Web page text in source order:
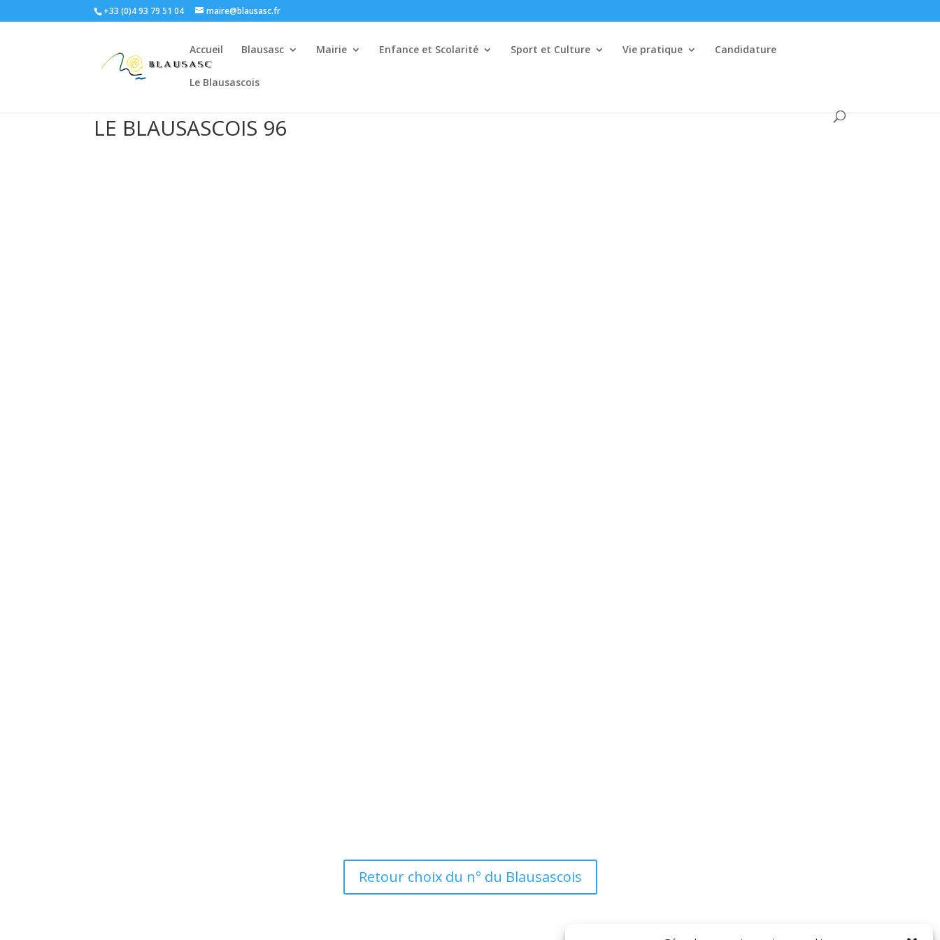
+33 (0)4 93 79 51 04 maire@blausasc.fr
Accueil Blausasc Mairie Enfance et Scolarité Sport et Culture Vie pratique Candidature
Le Blausascois
LE BLAUSASCOIS 96
Retour choix du n° du Blausascois